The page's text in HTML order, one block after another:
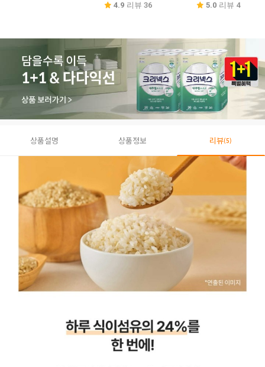
4.9 리뷰 36 5.0 리뷰 4
상품설명 상품정보 리뷰(5)